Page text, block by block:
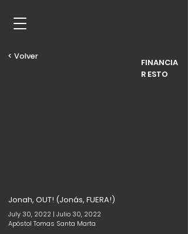
< Volver
FINANCIA
R ESTO
Jonah, OUT! (Jonás, FUERA!)
July 30, 2022 | Julio 30, 2022
Apóstol Tomas Santa Marta